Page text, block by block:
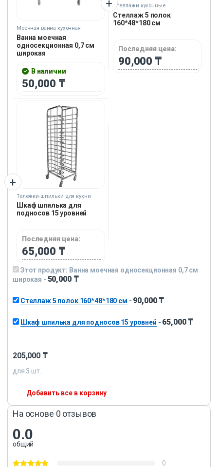
Моечная ванна кухонная
Ванна моечная
односекционная 0,7 см
широкая
В наличии
50,000 ₸
Стеллажи кухонные
Стеллаж 5 полок
160*48*180 см
Последняя цена:
90,000 ₸
Тележки-шпильки для кухни
Шкаф шпилька для
подносов 15 уровней
Последняя цена:
65,000 ₸
Этот продукт: Ванна моечная односекционная 0,7 см
широкая - 50,000 ₸
Стеллаж 5 полок 160*48*180 см - 90,000 ₸
Шкаф шпилька для подносов 15 уровней - 65,000 ₸
205,000 ₸
для 3 шт.
Добавить все в корзину
На основе 0 отзывов
0.0
общий
0